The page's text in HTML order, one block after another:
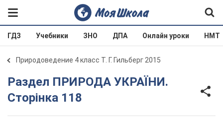
ГДЗ Учебники ЗНО ДПА Онлайн уроки НМТ
Природоведение 4 класс Т. Г. Гильберг 2015
Раздел ПРИРОДА УКРАЇНИ.
Сторінка 118